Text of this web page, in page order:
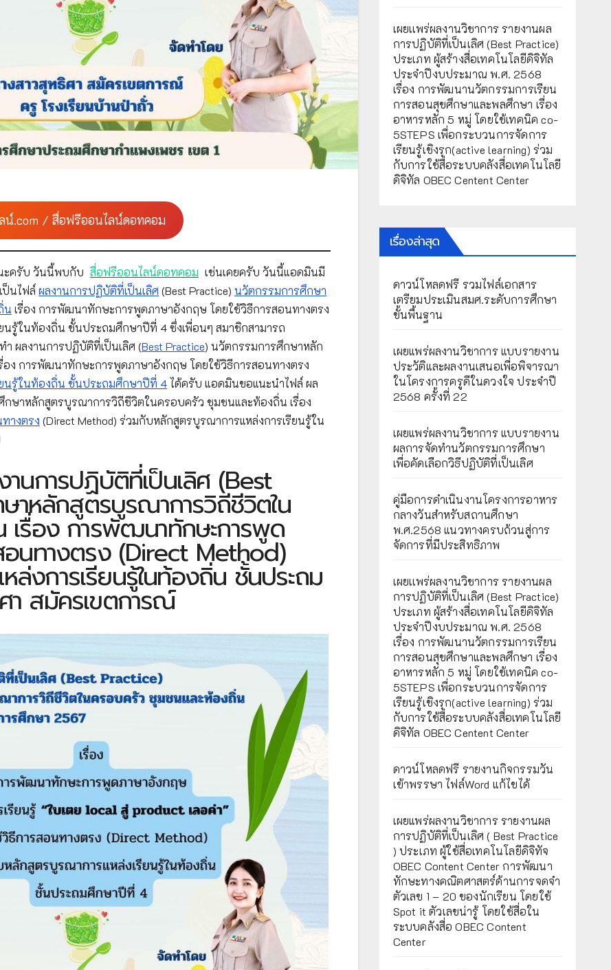
น์.com / สื่อฟรีออนไลน์ดอทคอม
ครับ วันนี้พบกับ สื่อฟรีออนไลน์ดอทคอม เช่นเคยครับ วันนี้แอดมินมี
ป็นไฟล์ ผลงานการปฏิบัติที่เป็นเลิศ (Best Practice) นวัตกรรมการศึกษา
น เรื่อง การพัฒนาทักษะการพูดภาษาอังกฤษ โดยใช้วิธีการสอนทางตรง
นรู้ในท้องถิ่น ชั้นประถมศึกษาปีที่ 4 ซึ่งเพื่อนๆ สมาชิกสามารถ
ผลงานการปฏิบัติที่เป็นเลิศ (Best Practice) นวัตกรรมการศึกษาหลัก
ง การพัฒนาทักษะการพูดภาษาอังกฤษ โดยใช้วิธีการสอนทางตรง
นรู้ในท้องถิ่น ชั้นประถมศึกษาปีที่ 4ได้ครับ แอดมินขอแนะนำไฟล์ ผล
กษาหลักสูตรบูรณาการวิถีชีวิตในครอบครัว ชุมชนและท้องถิ่น เรื่อง
างตรง (Direct Method) ร่วมกับหลักสูตรบูรณาการแหล่งการเรียนรู้ใน
นการปฏิบัติที่เป็นเลิศ (Best
าหลักสูตรบูรณาการวิถีชีวิตใน
เรื่อง การพัฒนาทักษะการพูด
อนทางตรง (Direct Method)
งการเรียนรู้ในท้องถิ่น ชั้นประถม
สมัครเขตการณ์
เผยเเพร่ผลงานวิชาการ รายงานผล
การปฏิบัติที่เป็นเลิศ (Best Practice)
ประเภท ผู้สร้างสื่อเทคโนโลยีดิจิทัล
ประจำปีงบประมาณ พ.ศ. 2568
เรื่อง การพัฒนานวัตกรรมการเรียน
การสอนสุขศึกษาและพลศึกษา เรื่อง
อาหารหลัก 5 หมู่ โดยใช้เทคนิค co-
5STEPS เพื่อกระบวนการจัดการ
เรียนรู้เชิงรุก(active learning) ร่วม
กับการใช้สื่อระบบคลังสื่อเทคโนโลยี
ดิจิทัล OBEC Centent Center
เรื่องล่าสุด
ดาวน์โหลดฟรี รวมไฟล์เอกสาร
เตรียมประเมินสมศ.ระดับการศึกษา
ขั้นพื้นฐาน
เผยแพร่ผลงานวิชาการ แบบรายงาน
ประวัติและผลงานเสนอเพื่อพิจารณา
ในโครงการครูดีในดวงใจ ประจำปี
2568 ครั้งที่ 22
เผยแพร่ผลงานวิชาการ แบบรายงาน
ผลการจัดทำนวัตกรรมการศึกษา
เพื่อคัดเลือกวิธีปฏิบัติที่เป็นเลิศ
คู่มือการดำเนินงานโครงการอาหาร
กลางวันสำหรับสถานศึกษา
พ.ศ.2568 แนวทางครบถ้วนสู่การ
จัดการที่มีประสิทธิภาพ
เผยเเพร่ผลงานวิชาการ รายงานผล
การปฏิบัติที่เป็นเลิศ (Best Practice)
ประเภท ผู้สร้างสื่อเทคโนโลยีดิจิทัล
ประจำปีงบประมาณ พ.ศ. 2568
เรื่อง การพัฒนานวัตกรรมการเรียน
การสอนสุขศึกษาและพลศึกษา เรื่อง
อาหารหลัก 5 หมู่ โดยใช้เทคนิค co-
5STEPS เพื่อกระบวนการจัดการ
เรียนรู้เชิงรุก(active learning) ร่วม
กับการใช้สื่อระบบคลังสื่อเทคโนโลยี
ดิจิทัล OBEC Centent Center
ดาวน์โหลดฟรี รายงานกิจกรรมวัน
เข้าพรรษา ไฟล์Word แก้ไขได้
เผยแพร่ผลงานวิชาการ รายงานผล
การปฏิบัติที่เป็นเลิศ ( Best Practice
) ประเภท ผู้ใช้สื่อเทคโนโลยีดิจิทัจ
OBEC Content Center การพัฒนา
ทักษะทางคณิตศาสตร์ด้านการจดจำ
ตัวเลข 1 – 20 ของนักเรียน โดยใช้
Spot it ตัวเลขน่ารู้ โดยใช้สื่อใน
ระบบคลังสื่อ OBEC Content
Center